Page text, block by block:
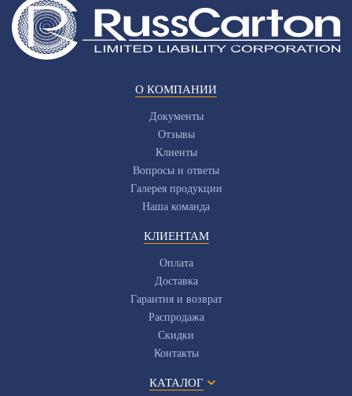
О КОМПАНИИ
Документы
Отзывы
Клиенты
Вопросы и ответы
Галерея продукции
Наша команда
КЛИЕНТАМ
Оплата
Доставка
Гарантия и возврат
Распродажа
Скидки
Контакты
КАТАЛОГ